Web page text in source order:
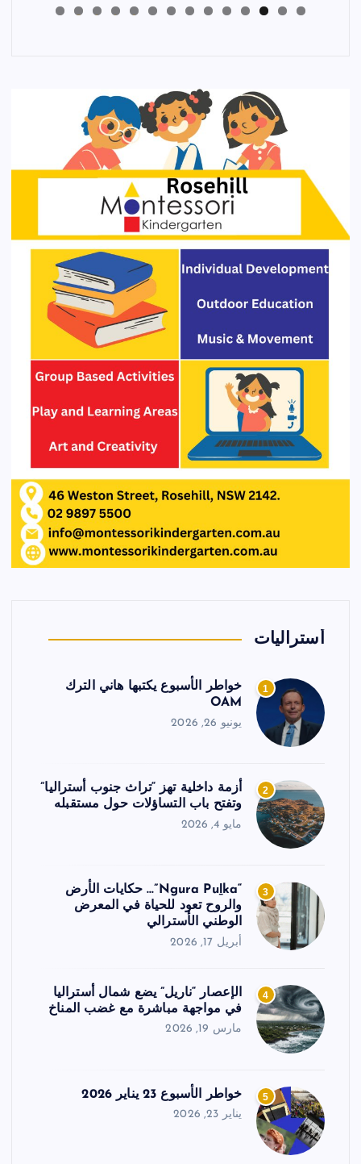
أستراليات
1
خواطر الأسبوع يكتبها هاني الترك
OAM
يونيو 26, 2026
2
أزمة داخلية تهز “تراث جنوب أستراليا”
وتفتح باب التساؤلات حول مستقبله
مايو 4, 2026
3
“Ngura Puḻka”… حكايات الأرض
والروح تعود للحياة في المعرض
الوطني الأسترالي
أبريل 17, 2026
4
الإعصار “ناريل” يضع شمال أستراليا
في مواجهة مباشرة مع غضب المناخ
مارس 19, 2026
5 خواطر الأسبوع 23 يناير 2026
يناير 23, 2026